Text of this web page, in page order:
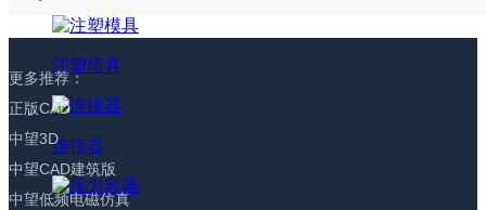
注塑模具
连接器
更多推荐：
正版CAD
中望3D
中望CAD建筑版
中望低频电磁仿真